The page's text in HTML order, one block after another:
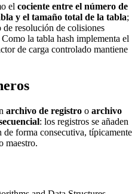
el cociente entre el número de
y el tamaño total de la tabla;
resolución de colisiones
la tabla hash implementa el
de carga controlado mantiene
archivo de registro o archivo
: los registros se añaden
de forma consecutiva, típicamente
maestro.